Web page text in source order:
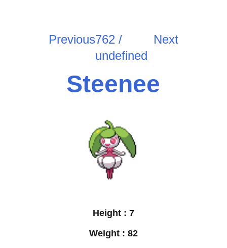
Previous762 /
undefined
Next
Steenee
Height : 7
Weight : 82